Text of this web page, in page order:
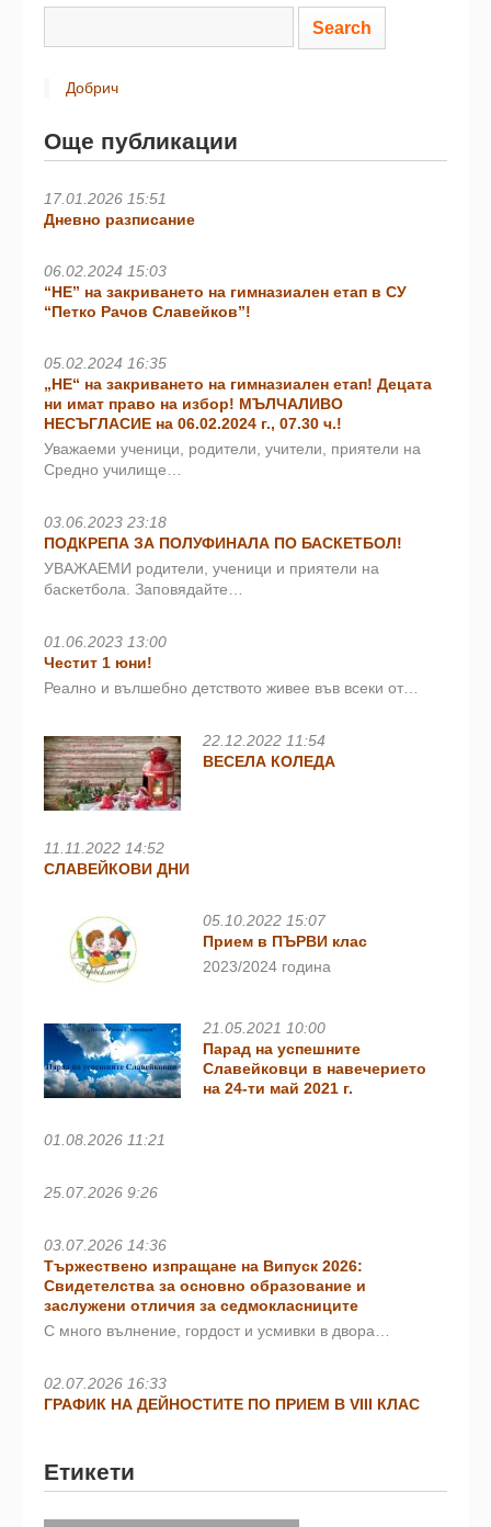
Добрич
Още публикации
17.01.2026 15:51
Дневно разписание
06.02.2024 15:03
“НЕ” на закриването на гимназиален етап в СУ
“Петко Рачов Славейков”!
05.02.2024 16:35
„НЕ“ на закриването на гимназиален етап! Децата
ни имат право на избор! МЪЛЧАЛИВО
НЕСЪГЛАСИЕ на 06.02.2024 г., 07.30 ч.!
Уважаеми ученици, родители, учители, приятели на
Средно училище…
03.06.2023 23:18
ПОДКРЕПА ЗА ПОЛУФИНАЛА ПО БАСКЕТБОЛ!
УВАЖАЕМИ родители, ученици и приятели на
баскетбола. Заповядайте…
01.06.2023 13:00
Честит 1 юни!
Реално и вълшебно детството живее във всеки от…
22.12.2022 11:54
ВЕСЕЛА КОЛЕДА
11.11.2022 14:52
СЛАВЕЙКОВИ ДНИ
05.10.2022 15:07
Прием в ПЪРВИ клас
2023/2024 година
21.05.2021 10:00
Парад на успешните
Славейковци в навечерието
на 24-ти май 2021 г.
01.08.2026 11:21
25.07.2026 9:26
03.07.2026 14:36
Тържествено изпращане на Випуск 2026:
Свидетелства за основно образование и
заслужени отличия за седмокласниците
С много вълнение, гордост и усмивки в двора…
02.07.2026 16:33
ГРАФИК НА ДЕЙНОСТИТЕ ПО ПРИЕМ В VIII КЛАС
Етикети